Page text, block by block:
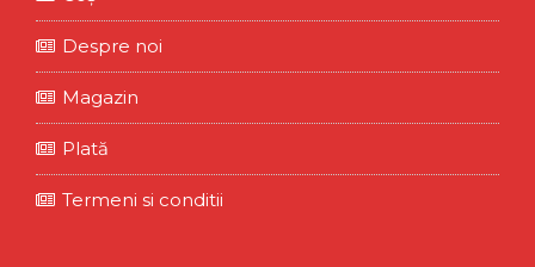
Despre noi
Magazin
Plată
Termeni si conditii